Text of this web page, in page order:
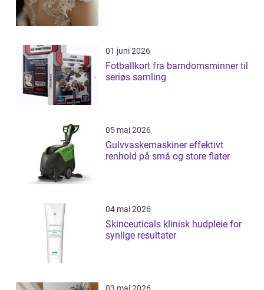
01 juni 2026
Fotballkort fra barndomsminner til
seriøs samling
05 mai 2026
Gulvvaskemaskiner effektivt
renhold på små og store flater
04 mai 2026
Skinceuticals klinisk hudpleie for
synlige resultater